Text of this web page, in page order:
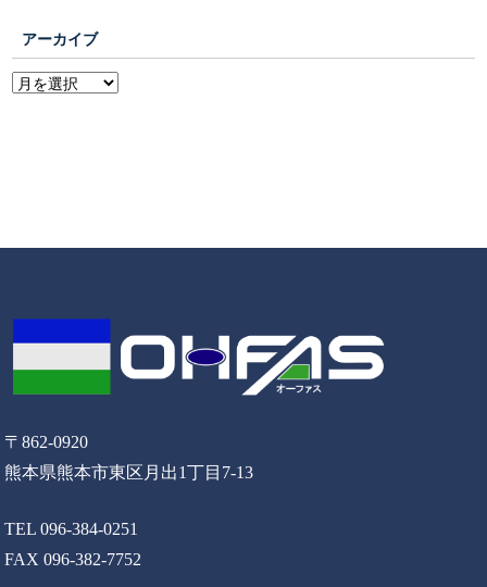
アーカイブ
〒862-0920
熊本県熊本市東区月出1丁目7-13
TEL 096-384-0251
FAX 096-382-7752